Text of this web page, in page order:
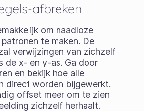
afbreken
om naadloze
te maken. De
verwijzingen van zichzelf
de x- en y-as. Ga door
en bekijk hoe alle
direct worden bijgewerkt.
offset meer om te zien
zichzelf herhaalt.